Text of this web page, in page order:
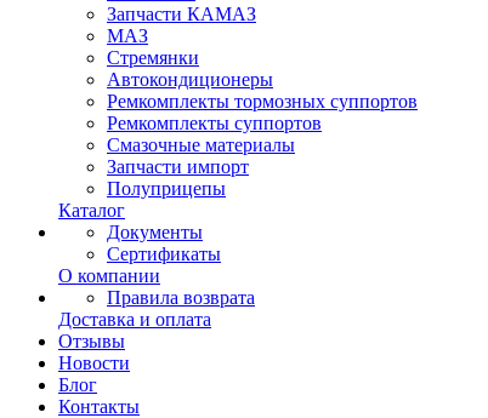
Запчасти КАМАЗ
МАЗ
Стремянки
Автокондиционеры
Ремкомплекты тормозных суппортов
Ремкомплекты суппортов
Смазочные материалы
Запчасти импорт
Полуприцепы
Каталог
Документы
Сертификаты
О компании
Правила возврата
Доставка и оплата
Отзывы
Новости
Блог
Контакты